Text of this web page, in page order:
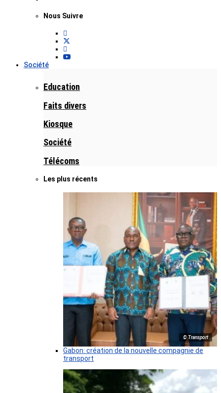
Nous Suivre
Société
Education
Faits divers
Kiosque
Société
Télécoms
Les plus récents
© Transport
Gabon: création de la nouvelle compagnie de
transport